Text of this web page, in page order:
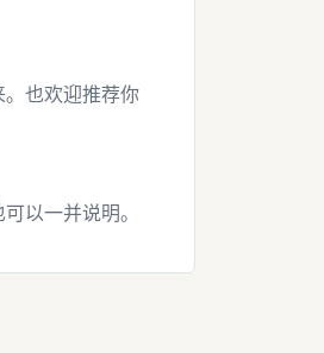
也欢迎推荐你
以一并说明。